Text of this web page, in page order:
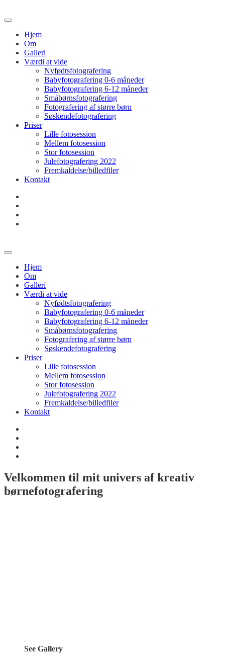
Hjem
Om
Galleri
Værdi at vide
Nyfødtsfotografering
Babyfotografering 0-6 måneder
Babyfotografering 6-12 måneder
Småbørnsfotografering
Fotografering af større børn
Søskendefotografering
Priser
Lille fotosession
Mellem fotosession
Stor fotosession
Julefotografering 2022
Fremkaldelse/billedfiler
Kontakt
Hjem
Om
Galleri
Værdi at vide
Nyfødtsfotografering
Babyfotografering 0-6 måneder
Babyfotografering 6-12 måneder
Småbørnsfotografering
Fotografering af større børn
Søskendefotografering
Priser
Lille fotosession
Mellem fotosession
Stor fotosession
Julefotografering 2022
Fremkaldelse/billedfiler
Kontakt
Velkommen til mit univers af kreativ
børnefotografering
See Gallery